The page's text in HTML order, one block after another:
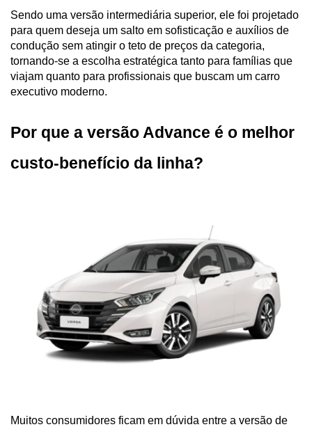
Sendo uma versão intermediária superior, ele foi projetado
para quem deseja um salto em sofisticação e auxílios de
condução sem atingir o teto de preços da categoria,
tornando-se a escolha estratégica tanto para famílias que
viajam quanto para profissionais que buscam um carro
executivo moderno.
Por que a versão Advance é o melhor
custo-benefício da linha?
Muitos consumidores ficam em dúvida entre a versão de